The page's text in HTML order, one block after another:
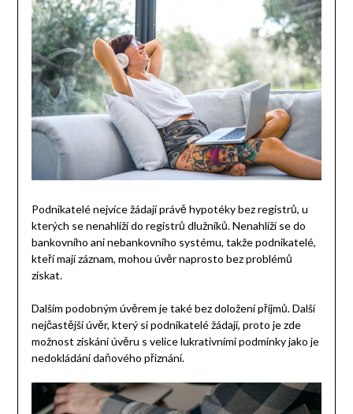
Podnikatelé nejvíce žádají právě hypotéky bez registrů, u
kterých se nenahlíží do registrů dlužníků. Nenahlíží se do
bankovního ani nebankovního systému, takže podnikatelé,
kteří mají záznam, mohou úvěr naprosto bez problémů
získat.
Dalším podobným úvěrem je také bez doložení příjmů. Další
nejčastější úvěr, který si podnikatelé žádají, proto je zde
možnost získání úvěru s velice lukrativními podmínky jako je
nedokládání daňového přiznání.